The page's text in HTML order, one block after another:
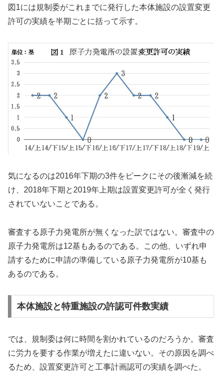
図1には規制委がこれまでに発行した本体施設の設置変更
許可の実績を半期ごとに括って示す。
気になるのは2016年下期の3件をピークにその後漸減を続
け、2018年下期と2019年上期は設置変更許可が全く発行
されていないことである。
審査する原子力発電所が無くなった訳ではない。審査中の
原子力発電所は12基もあるのである。この他、いずれ申
請するために申請の準備している原子力発電所が10基も
あるのである。
本体施設と特重施設の許認可件数実績
では、規制委は何に時間を割かれているのだろうか。審査
に労力を要する作業が増えたに違いない。その原因を調べ
るため、設置変更許可と工事計画認可の実績を調べた。